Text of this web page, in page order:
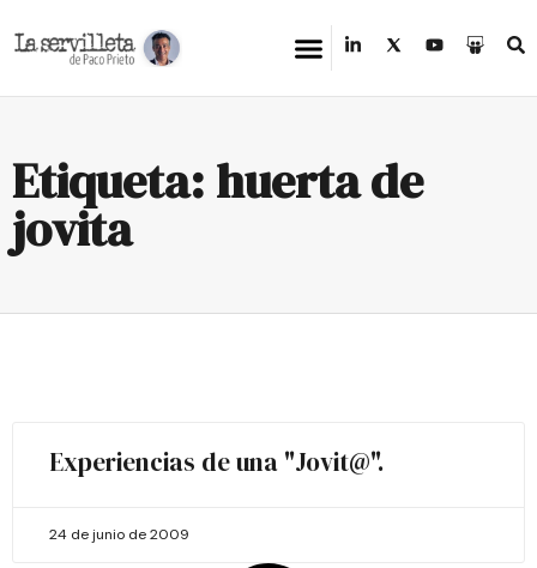
Etiqueta: huerta de
jovita
Experiencias de una "Jovit@".
24 de junio de 2009